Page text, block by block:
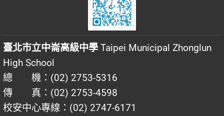
臺北市立中崙高級中學 Taipei Municipal Zhonglun
High School
總 機：(02) 2753-5316
傳 真：(02) 2753-4598
校安中心專線：(02) 2747-6171